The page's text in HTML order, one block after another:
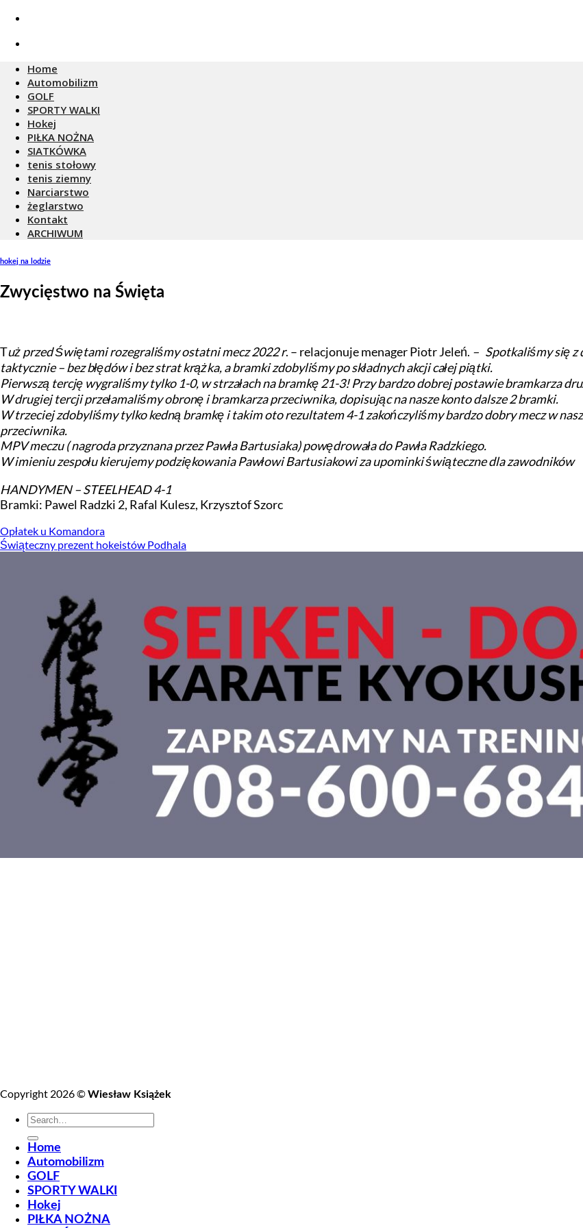
Skip
content
Home
Automobilizm
GOLF
SPORTY WALKI
Hokej
PIŁKA NOŻNA
SIATKÓWKA
tenis stołowy
tenis ziemny
Narciarstwo
żeglarstwo
Kontakt
ARCHIWUM
hokej na lodzie
Zwycięstwo na Święta
Tuż przed Świętami rozegraliśmy ostatni mecz 2022 r. – relacjonuje menager Piotr Jeleń. – Spotkaliśmy się z
taktycznie – bez błędów i bez strat krążka, a bramki zdobyliśmy po składnych akcji całej piątki.
Pierwszą tercję wygraliśmy tylko 1-0, w strzałach na bramkę 21-3! Przy bardzo dobrej postawie bramkarza
W drugiej tercji przełamaliśmy obronę i bramkarza przeciwnika, dopisując na nasze konto dalsze 2 bramki.
W trzeciej zdobyliśmy tylko kedną bramkę i takim oto rezultatem 4-1 zakończyliśmy bardzo dobry mecz w
przeciwnika.
MPV meczu ( nagroda przyznana przez Pawła Bartusiaka) powędrowała do Pawła Radzkiego.
W imieniu zespołu kierujemy podziękowania Pawłowi Bartusiakowi za upominki świąteczne dla zawodników
HANDYMEN – STEELHEAD 4-1
Bramki: Pawel Radzki 2, Rafal Kulesz, Krzysztof Szorc
Opłatek u Komandora
Świąteczny prezent hokeistów Podhala
Copyright 2026 ©Wiesław Książek
Home
Automobilizm
GOLF
SPORTY WALKI
Hokej
PIŁKA NOŻNA